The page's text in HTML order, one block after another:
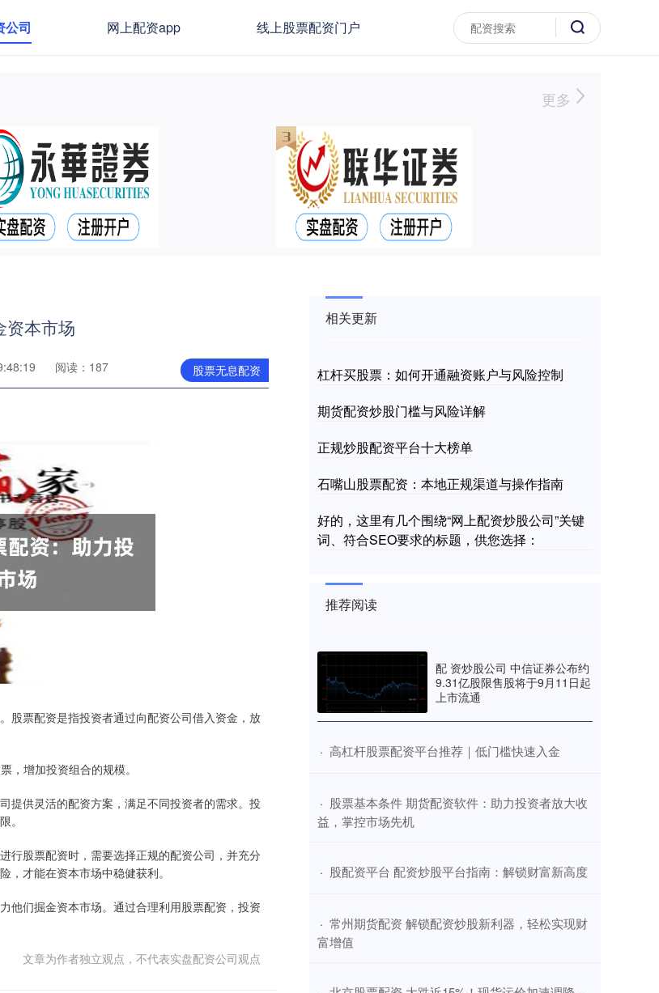
公司 网上配资app 线上股票配资门户
更多
资本市场
股票无息配资
阅读：187
股票配资是指投资者通过向配资公司借入资金，放
，增加投资组合的规模。
提供灵活的配资方案，满足不同投资者的需求。投
。
行股票配资时，需要选择正规的配资公司，并充分
，才能在资本市场中稳健获利。
他们掘金资本市场。通过合理利用股票配资，投资
文章为作者独立观点，不代表实盘配资公司观点
相关更新
杠杆买股票：如何开通融资账户与风险控制
期货配资炒股门槛与风险详解
正规炒股配资平台十大榜单
石嘴山股票配资：本地正规渠道与操作指南
好的，这里有几个围绕“网上配资炒股公司”关键
词、符合SEO要求的标题，供您选择：
推荐阅读
配 资炒股公司 中信证券公布约
9.31亿股限售股将于9月11日起
上市流通
· ​高杠杆股票配资平台推荐｜低门槛快速入金
· ​股票基本条件 期货配资软件：助力投资者放大收
益，掌控市场先机
· ​股配资平台 配资炒股平台指南：解锁财富新高度
· ​常州期货配资 解锁配资炒股新利器，轻松实现财
富增值